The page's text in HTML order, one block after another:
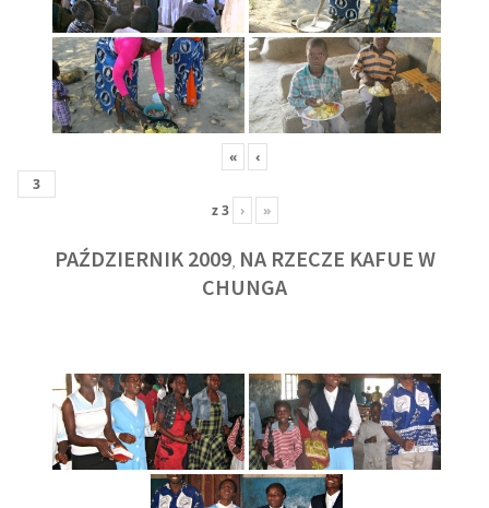
« ‹
z3 › »
PAŹDZIERNIK 2009, NA RZECZE KAFUE W
CHUNGA